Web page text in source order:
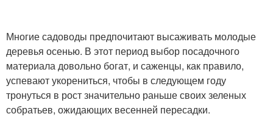
Многие садоводы предпочитают высаживать молодые
деревья осенью. В этот период выбор посадочного
материала довольно богат, и саженцы, как правило,
успевают укорениться, чтобы в следующем году
тронуться в рост значительно раньше своих зеленых
собратьев, ожидающих весенней пересадки.